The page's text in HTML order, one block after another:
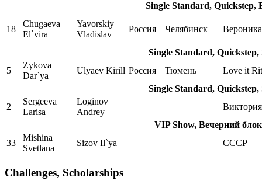
Single Standard, Quickstep,
18
Chugaeva
El`vira
Yavorskiy
Vladislav
Россия Челябинск
Single Standard,
5
Zykova
Dar`ya
Ulyaev Kirill Россия Тюмень
Love it
Single Standard,
2
Sergeeva
Larisa
Loginov
Andrey
Виктория
VIP Show, Вечерний
33
Mishina
Svetlana
Sizov Il`ya СССР
Challenges, Scholarships